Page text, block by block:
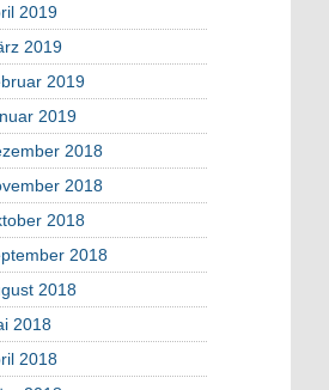
2019
2019
2019
2019
2018
2018
2018
2018
2018
2018
2018